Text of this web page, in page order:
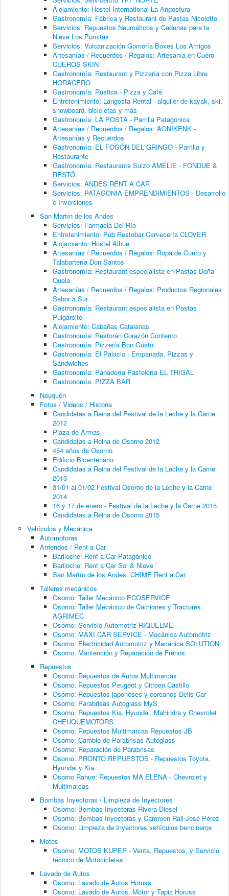
Alojamiento: Hostel International La Angostura
Gastronomía: Fábrica y Restaurant de Pastas Nicoletto
Servicios: Repuestos Neumáticos y Cadenas para la
Nieve Los Pumitas
Servicios: Vulcanización Gomería Boxes Los Amigos
Artesanías / Recuerdos / Regalos: Artesanía en Cuero
CUEROS SKIN
Gastronomía: Restaurant y Pizzería con Pizza Libre
HORACERO
Gastronomía: Rústica - Pizza y Café
Entretenimiento: Langosta Rental - alquiler de kayak, ski,
snowboard, bicicletas y más
Gastronomía: LA POSTA - Parrilla Patagónica
Artesanías / Recuerdos / Regalos: AONIKENK -
Artesanías y Recuerdos
Gastronomía: EL FOGÓN DEL GRINGO - Parrilla y
Restaurante
Gastronomía: Restaurante Suizo AMÉLIE - FONDUE &
RESTÓ
Servicios: ANDES RENT A CAR
Servicios: PATAGONIA EMPRENDIMIENTOS - Desarrollo
e Inversiones
San Martín de los Andes
Servicios: Farmacia Del Río
Entretenimiento: Pub Restobar Cervecería CLOVER
Alojamiento: Hostel Alhue
Artesanías / Recuerdos / Regalos: Ropa de Cuero y
Talabartería Don Santos
Gastronomía: Restaurant especialista en Pastas Doña
Quela
Artesanías / Recuerdos / Regalos: Productos Regionales
Sabor a Sur
Gastronomía: Restaurant especialista en Pastas
Pulgarcito
Alojamiento: Cabañas Catalanas
Gastronomía: Restorán Corazón Contento
Gastronomía: Pizzería Bon Gusto
Gastronomía: El Palacio - Empanada, Pizzas y
Sándwiches
Gastronomía: Panadería Pastelería EL TRIGAL
Gastronomía: PIZZA BAR
Neuquén
Fotos / Videos / Historia
Candidatas a Reina del Festival de la Leche y la Carne
2012
Plaza de Armas
Candidatas a Reina de Osorno 2012
454 años de Osorno
Edificio Bicentenario
Candidatas a Reina del Festival de la Leche y la Carne
2013
31/01 al 01/02 Festival Osorno de la Leche y la Carne
2014
16 y 17 de enero - Festival de la Leche y la Carne 2015
Candidatas a Reina de Osorno 2015
Vehículos y Mecánica
Automotoras
Arriendos / Rent a Car
Bariloche: Rent a Car Patagónico
Bariloche: Rent a Car Sol & Nieve
San Martín de los Andes: CHIME Rent a Car
Talleres mecánicos
Osorno: Taller Mecánico ECOSERVICE
Osorno: Taller Mecánico de Camiones y Tractores
AGRIMEC
Osorno: Servicio Automotriz RIQUELME
Osorno: MAXI CAR SERVICE - Mecánica Automotriz
Osorno: Electricidad Automotriz y Mecánica SOLUTION
Osorno: Mantención y Reparación de Frenos
Repuestos
Osorno: Repuestos de Autos Multimarcas
Osorno: Repuestos Peugeot y Citroen Castillo
Osorno: Repuestos japoneses y coreanos Delis Car
Osorno: Parabrisas Autoglass MyS
Osorno: Repuestos Kia, Hyundai, Mahindra y Chevrolet
CHEUQUEMOTORS
Osorno: Repuestos Multimarcas Repuestos JB
Osorno: Cambio de Parabrisas Autoglass
Osorno: Reparación de Parabrisas
Osorno: PRONTO REPUESTOS - Repuestos Toyota,
Hyundai y Kia
Osorno Rahue: Repuestos MA.ELENA - Chevrolet y
Multimarcas
Bombas Inyectoras / Limpieza de Inyectores
Osorno: Bombas Inyectoras Rivera Diesel
Osorno: Bombas Inyectoras y Cammon Rail José Pérez
Osorno: Limpieza de Inyectores vehículos bencineros
Motos
Osorno: MOTOS KUPER - Venta, Repuestos, y Servicio
técnico de Motocicletas
Lavado de Autos
Osorno: Lavado de Autos Horuss
Osorno: Lavado de Autos, Motor y Tapiz Horuss